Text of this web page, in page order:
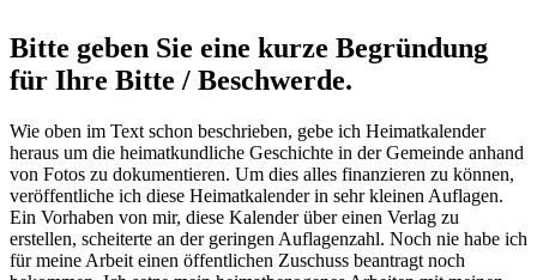
Bitte geben Sie eine kurze Begründung
für Ihre Bitte / Beschwerde.
Wie oben im Text schon beschrieben, gebe ich Heimatkalender
heraus um die heimatkundliche Geschichte in der Gemeinde anhand
von Fotos zu dokumentieren. Um dies alles finanzieren zu können,
veröffentliche ich diese Heimatkalender in sehr kleinen Auflagen.
Ein Vorhaben von mir, diese Kalender über einen Verlag zu
erstellen, scheiterte an der geringen Auflagenzahl. Noch nie habe ich
für meine Arbeit einen öffentlichen Zuschuss beantragt noch